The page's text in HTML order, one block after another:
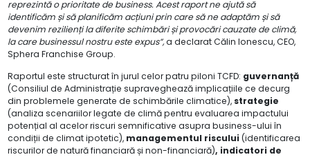
reprezintă o prioritate de business. Acest raport ne ajută să
identificăm și să planificăm acțiuni prin care să ne adaptăm și să
devenim rezilienți la diferite schimbări și provocări cauzate de climă,
la care businessul nostru este expus”,a declarat Călin Ionescu, CEO,
Sphera Franchise Group.
Raportul este structurat în jurul celor patru piloni TCFD: guvernanță
(Consiliul de Administrație supraveghează implicațiile ce decurg
din problemele generate de schimbările climatice), strategie
(analiza scenariilor legate de climă pentru evaluarea impactului
potențial al acelor riscuri semnificative asupra business-ului în
condiții de climat ipotetic),managementul riscului(identificarea
riscurilor de natură financiară și non-financiară), indicatori de